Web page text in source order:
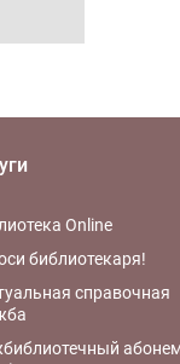
Online
библиотекаря!
справочная